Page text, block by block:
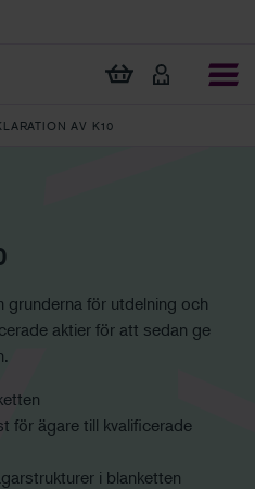
ställe
frågor
Visa min varukorg
AV K10
för utdelning och
aktier för att sedan ge
.
för ägare till kvalificerade
strukturer i blanketten